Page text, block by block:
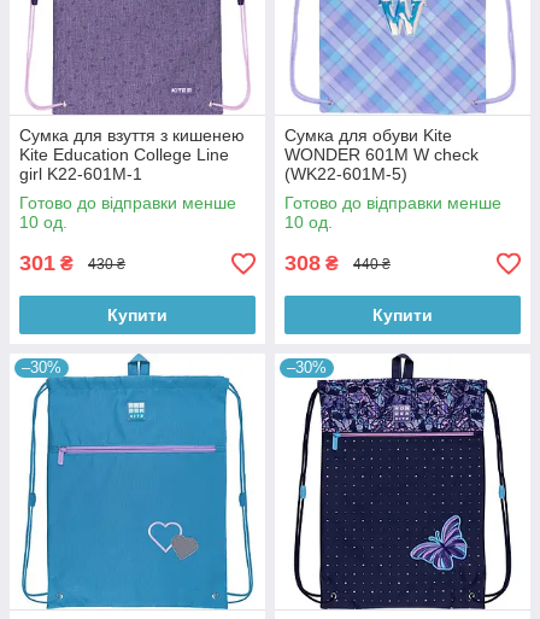
Сумка для взуття з кишенею
Kite Education College Line
girl K22-601M-1
Готово до відправки менше
10 од.
301 ₴ 430 ₴
Купити
Сумка для обуви Kite
WONDER 601M W check
(WK22-601M-5)
Готово до відправки менше
10 од.
308 ₴ 440 ₴
Купити
–30% –30%